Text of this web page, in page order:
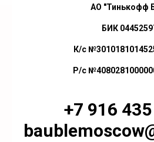
АО "Тинькофф
БИК
К/с
Р/с
+7 916